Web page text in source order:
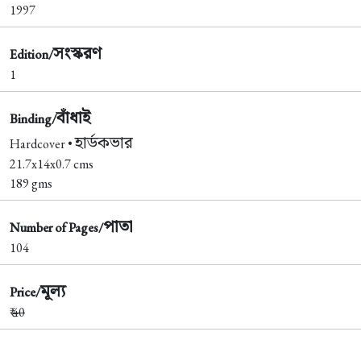
1997
Edition/সংস্করণ
1
Binding/বাঁধাই
Hardcover •হার্ডকভার
21.7x14x0.7 cms
189 gms
Number of Pages/পাতা
104
Price/মূল্য
₹40